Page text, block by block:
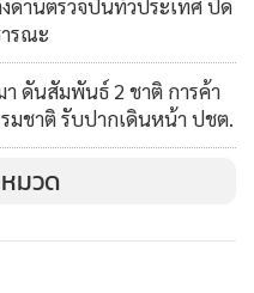
พูดคุยในเรื่องนี้ด้วย เพราะ
เร็วกว่านี้ ไม่ใช่เร็วเฉพาะคน
าต้องยอมรับว่าเรื่องนี้ยังขาด
ย ทั้งที่เรามีเหตุการณ์หลาย
ทีโลกได้เห็น ไม่ว่าจะ
ป้าหมายพลเรือน หรือแม้
ด่านตรวจปืนทั่วประเทศ ปิด
รณะ
ดันสัมพันธ์ 2 ชาติ การค้า
ชาติ รับปากเดินหน้า ปชต.
มวด